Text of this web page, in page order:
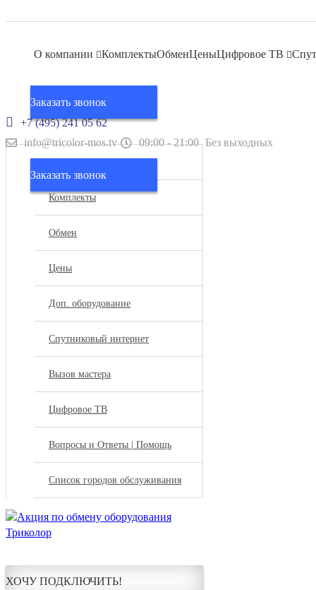
О компании КомплектыОбменЦеныЦифровое ТВ
Заказать звонок
+7 (495) 241 05 62
info@tricolor-mos.tv
09:00 - 21:00 Без выходных
Заказать звонок
Комплекты
Обмен
Цены
Доп. оборудование
Спутниковый интернет
Вызов мастера
Цифровое ТВ
Вопросы и Ответы | Помощь
Список городов обслуживания
ХОЧУ ПОДКЛЮЧИТЬ!